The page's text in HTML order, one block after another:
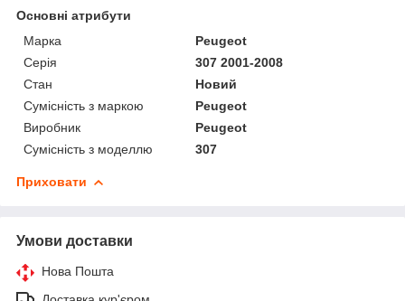
Основні атрибути
Марка
Peugeot
Серія
307 2001-2008
Стан
Новий
Сумісність з маркою
Peugeot
Виробник
Peugeot
Сумісність з моделлю
307
Приховати
Умови доставки
Нова Пошта